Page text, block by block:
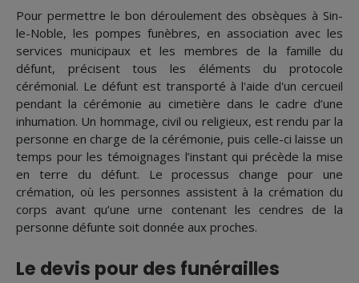
Pour permettre le bon déroulement des obsèques à Sin-
le-Noble, les pompes funèbres, en association avec les
services municipaux et les membres de la famille du
défunt, précisent tous les éléments du protocole
cérémonial. Le défunt est transporté à l'aide d'un cercueil
pendant la cérémonie au cimetière dans le cadre d’une
inhumation. Un hommage, civil ou religieux, est rendu par la
personne en charge de la cérémonie, puis celle-ci laisse un
temps pour les témoignages l’instant qui précède la mise
en terre du défunt. Le processus change pour une
crémation, où les personnes assistent à la crémation du
corps avant qu’une urne contenant les cendres de la
personne défunte soit donnée aux proches.
Le devis pour des funérailles